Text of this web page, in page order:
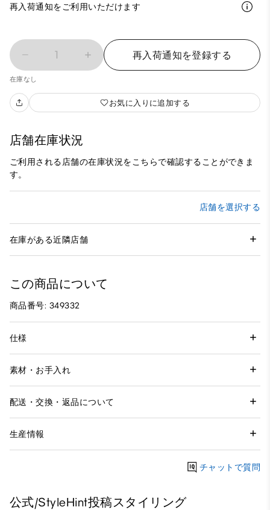
再入荷通知をご利用いただけます
1 再入荷通知を登録する
在庫なし
お気に入りに追加する
店舗在庫状況
ご利用される店舗の在庫状況をこちらで確認することができま
す。
店舗を選択する
在庫がある近隣店舗
この商品について
商品番号: 349332
仕様
素材・お手入れ
配送・交換・返品について
生産情報
チャットで質問
公式/StyleHint投稿スタイリング